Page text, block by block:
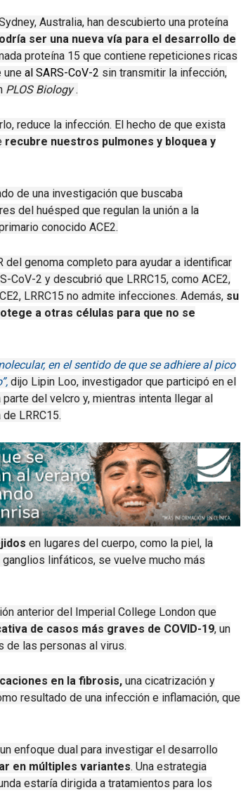
Australia, han descubierto una proteína
ser una nueva vía para el desarrollo de
proteína 15 que contiene repeticiones ricas
une al SARS-CoV-2 sin transmitir la infección,
PLOS Biology.
reduce la infección. El hecho de que exista
recubre nuestros pulmones y bloquea y
de una investigación que buscaba
del huésped que regulan la unión a la
conocido ACE2.
genoma completo para ayudar a identificar
2 y descubrió que LRRC15, como ACE2,
LRRC15 no admite infecciones. Además, su
a otras células para que no se
en el sentido de que se adhiere al pico
dijo Lipin Loo, investigador que participó en el
del velcro y, mientras intenta llegar al
LRRC15.
en lugares del cuerpo, como la piel, la
linfáticos, se vuelve mucho más
anterior del Imperial College London que
de casos más graves de COVID-19, un
de las personas al virus.
en la fibrosis, una cicatrización y
resultado de una infección e inflamación, que
enfoque dual para investigar el desarrollo
en múltiples variantes. Una estrategia
estaría dirigida a tratamientos para los